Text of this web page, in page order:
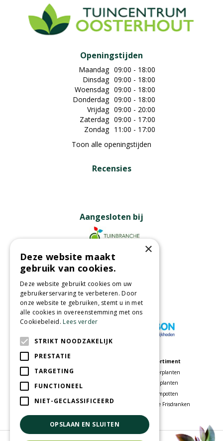
Openingstijden
Maandag 09:00 - 18:00
Dinsdag 09:00 - 18:00
Woensdag 09:00 - 18:00
Donderdag 09:00 - 18:00
Vrijdag 09:00 - 20:00
Zaterdag 09:00 - 17:00
Zondag 11:00 - 17:00
Toon alle openingstijden
Recensies
Aangesloten bij
Partners
Wij accepteren
Tuincentrum
Speelparadijs
Woonwinkel
Assortiment
Kamerplanten
Tuinplanten
Bloempotten
Voordelige Frisdranken
×
Deze website maakt
gebruik van cookies.
Deze website gebruikt cookies om uw
gebruikerservaring te verbeteren. Door
onze website te gebruiken, stemt u in met
alle cookies in overeenstemming met ons
Cookiebeleid.Lees verder
STRIKT NOODZAKELIJK
PRESTATIE
TARGETING
FUNCTIONEEL
NIET-GECLASSIFICEERD
OPSLAAN EN SLUITEN